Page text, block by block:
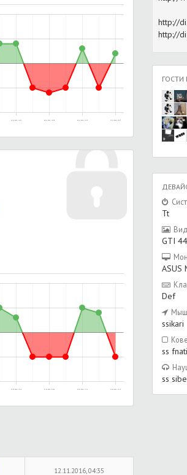
30.10.2016, 16:52 04.11.2016, 19:58 06.11.2016, 21:55 12.11.2016, 05:27
15.01.2016, 13:14 17.01.2016, 23:09 25.01.2016, 17:12 22.02.2016, 21:12
12.11.2016, 04:35
http://
http://
Tt
GTI
ASUS
Def
ssikari
ss
ss